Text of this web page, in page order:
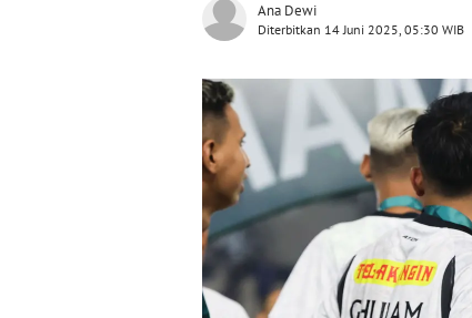
Ana Dewi
Diterbitkan 14 Juni 2025, 05:30 WIB